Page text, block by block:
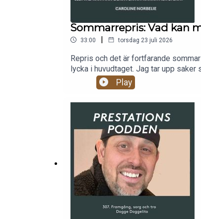
Sommarrepris: Vad kan
33:00 | torsdag 23 juli 2026
Repris och det är fortfarande
lycka i huvudtaget. Jag tar upp
som går att förändra, acceptans
och vara tacksamma.Tack för att du
Play